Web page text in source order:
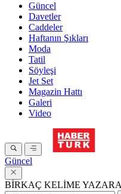
Güncel
Davetler
Caddeler
Haftanın Şıkları
Moda
Tatil
Söyleşi
Jet Set
Magazin Hattı
Galeri
Video
Güncel
BİRKAÇ KELİME